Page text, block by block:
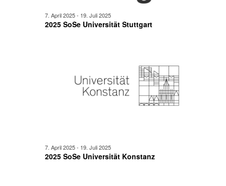
2025 SoSe Universität Stuttgart
7. April 2025- 19. Juli 2025
2025 SoSe Universität Konstanz
7. April 2025- 19. Juli 2025